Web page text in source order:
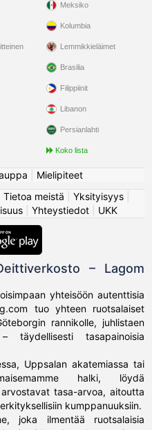
Meksiko
Kolumbia
Lemmikkieläimet
Brasilia
Filippiinit
Libanon
Persianlahti
Koko lista
Mielipiteet
Tietoa meistä Yksityisyys|
Yhteystiedot UKK
– Lagom
yhteisöön autenttisia
tuo yhteen ruotsalaiset
rannikolle, juhlistaen
täydellisesti tasapainoisia
Uppsalan akatemiassa tai
halki, löydä
tasa-arvoa, aitoutta
kumppanuuksiin.
joka ilmentää ruotsalaisia